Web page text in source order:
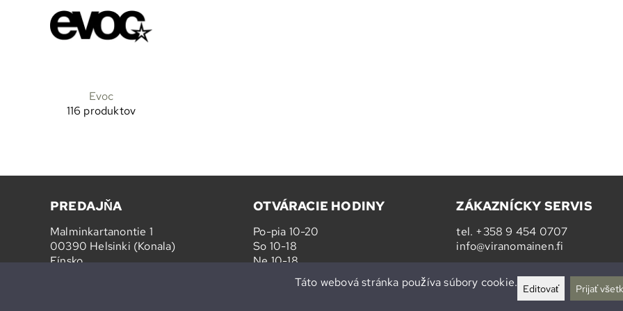
Evoc
116 produktov
PREDAJŇA
Malminkartanontie 1
00390 Helsinki (Konala)
Fínsko
OTVÁRACIE HODINY
Po-pia 10-20
So 10-18
Ne 10-18
ZÁKAZNÍCKY SERVIS
tel. +358 9 454 0707
info@viranomainen.fi
Po-pia 10-14
Táto webová stránka používa súbory cookie. Editovať Prijať